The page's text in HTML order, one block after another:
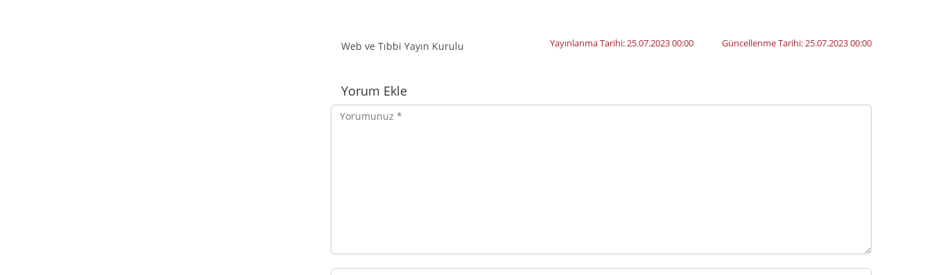
Web ve Tıbbi Yayın Kurulu Güncellenme Tarihi:25.07.2023 00:00
Yayınlanma Tarihi:25.07.2023 00:00
Yorumlar
Yorum Ekle
Yorumunuz